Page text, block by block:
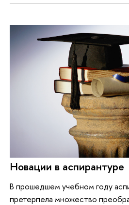
Новации в аспирантуре
В прошедшем учебном году
претерпела множество